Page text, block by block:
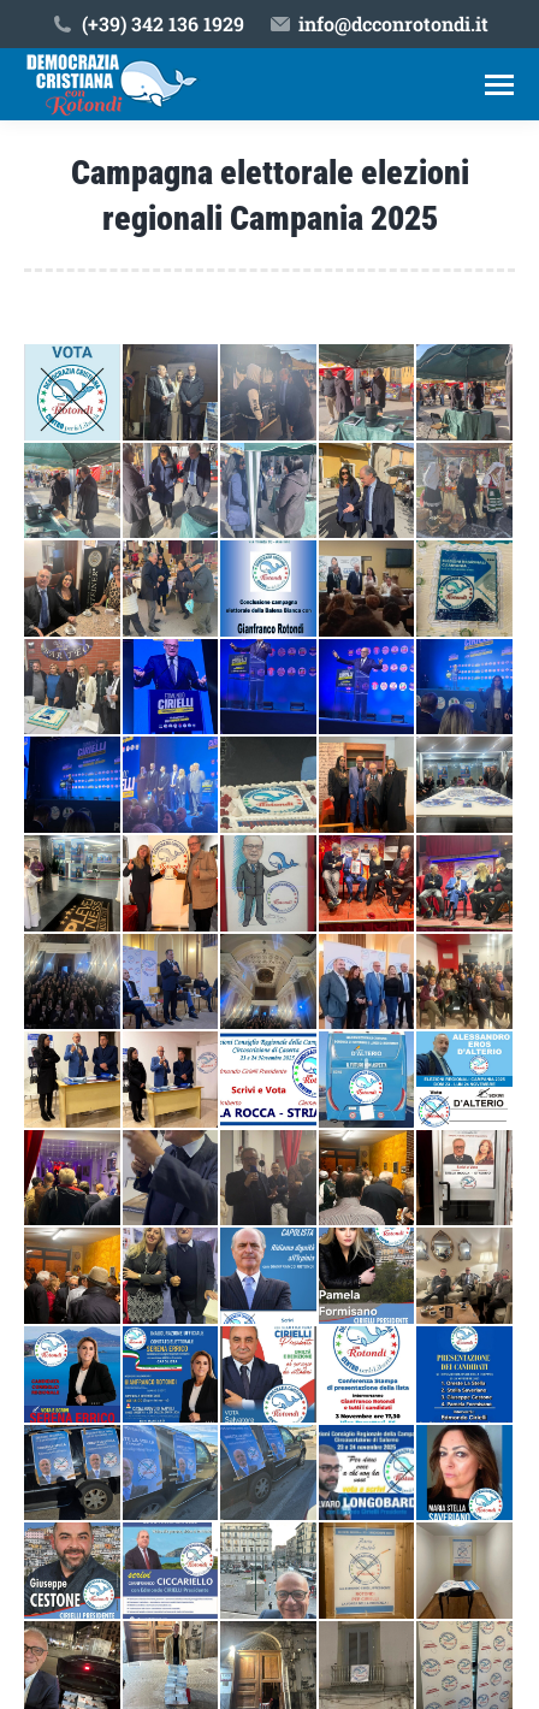
(+39) ‎342 136 1929 info@dcconrotondi.it
Campagna elettorale elezioni
regionali Campania 2025